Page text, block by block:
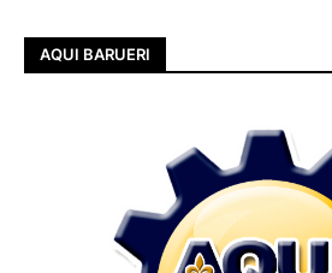
AQUI BARUERI